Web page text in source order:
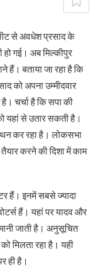
से अवधेश प्रसाद के
हो गई। अब मिल्‍कीपुर
हैं। बताया जा रहा है कि
को अपना उम्‍मीदवार
चर्चा है कि सपा की
यहां से उतार सकती है।
कर रहा है। लोकसभा
करने की दिशा में काम
हैं। इनमें सबसे ज्‍यादा
हैं। यहां पर यादव और
जाती है। अनुसूचित
मिलता रहा है। यही
ही है।